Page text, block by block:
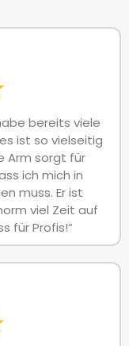
bereits viele
ist so vielseitig
Arm sorgt für
ich mich in
muss. Er ist
viel Zeit auf
für Profis!“